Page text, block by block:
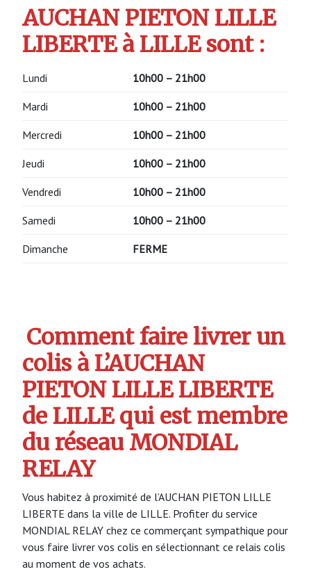
AUCHAN PIETON LILLE
LIBERTE à LILLE sont :
Lundi 10h00 – 21h00
Mardi 10h00 – 21h00
Mercredi 10h00 – 21h00
Jeudi 10h00 – 21h00
Vendredi 10h00 – 21h00
Samedi 10h00 – 21h00
Dimanche FERME
Comment faire livrer un
colis à L’AUCHAN
PIETON LILLE LIBERTE
de LILLE qui est membre
du réseau MONDIAL
RELAY
Vous habitez à proximité de l’AUCHAN PIETON LILLE
LIBERTE dans la ville de LILLE. Profiter du service
MONDIAL RELAY chez ce commerçant sympathique pour
vous faire livrer vos colis en sélectionnant ce relais colis
au moment de vos achats.